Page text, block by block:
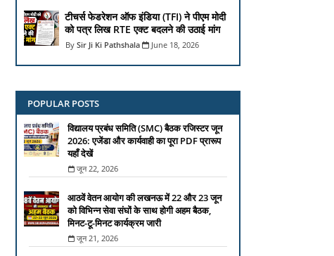
टीचर्स फेडरेशन ऑफ इंडिया (TFI) ने पीएम मोदी
को पत्र लिख RTE एक्ट बदलने की उठाई मांग
Sir Ji Ki Pathshala June 18, 2026
POPULAR POSTS
विद्यालय प्रबंध समिति (SMC) बैठक रजिस्टर जून
2026: एजेंडा और कार्यवाही का पूरा PDF प्रारूप
यहाँ देखें
जून 22, 2026
आठवें वेतन आयोग की लखनऊ में 22 और 23 जून
को विभिन्न सेवा संघों के साथ होगी अहम बैठक,
मिनट-टू-मिनट कार्यक्रम जारी
जून 21, 2026